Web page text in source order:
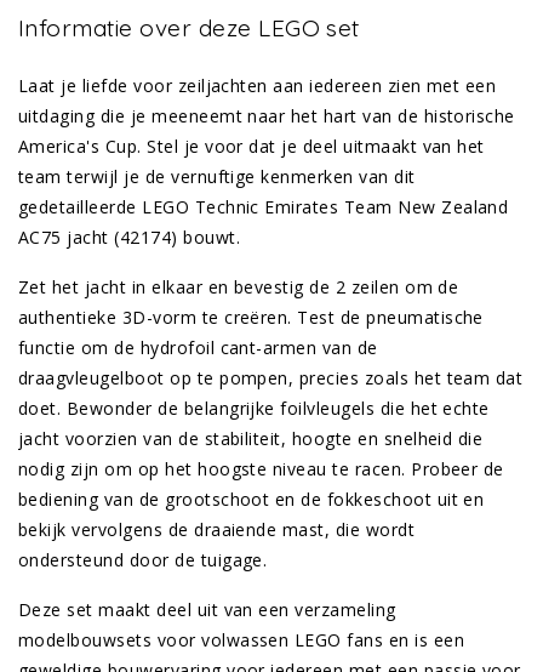
Informatie over deze LEGO set
Laat je liefde voor zeiljachten aan iedereen zien met een
uitdaging die je meeneemt naar het hart van de historische
America's Cup. Stel je voor dat je deel uitmaakt van het
team terwijl je de vernuftige kenmerken van dit
gedetailleerde LEGO Technic Emirates Team New Zealand
AC75 jacht (42174) bouwt.
Zet het jacht in elkaar en bevestig de 2 zeilen om de
authentieke 3D-vorm te creëren. Test de pneumatische
functie om de hydrofoil cant-armen van de
draagvleugelboot op te pompen, precies zoals het team dat
doet. Bewonder de belangrijke foilvleugels die het echte
jacht voorzien van de stabiliteit, hoogte en snelheid die
nodig zijn om op het hoogste niveau te racen. Probeer de
bediening van de grootschoot en de fokkeschoot uit en
bekijk vervolgens de draaiende mast, die wordt
ondersteund door de tuigage.
Deze set maakt deel uit van een verzameling
modelbouwsets voor volwassen LEGO fans en is een